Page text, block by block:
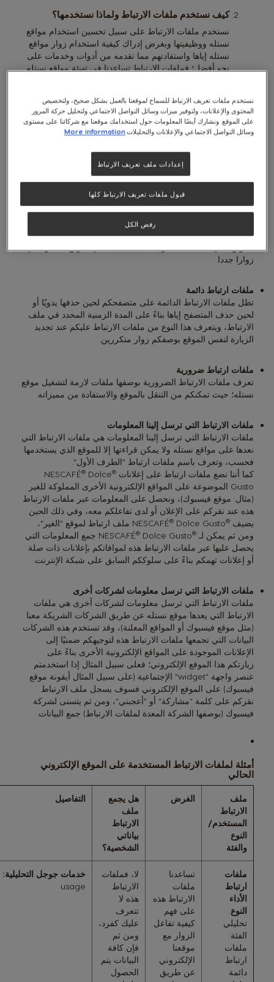
كيف نستخدم ملفات الارتباط ولماذا نستخدمها؟
نستخدم ملفات الارتباط على سبيل تحسين استخدام مواقع
نستله ووظيفيتها وبغرض إدراك كيفية استخدام زوار مواقع
نستله إياها واستفادتهم مما تقدمه من أدوات وخدمات على
نحو أفضل؛ فملفات الارتباط تساعدنا في تهيئة مواقع نستله
على رضاهم عن الخدمة، وفي التواصل معكم على نحو آخر
خلافًا لشبكة الإنترنت.
ملفات ارتباط جلسات العمل
تعد ملفات ارتباط جلسات العمل ملفات ارتباط مؤقتة حيث تحذف
لدى إغلاقكم لمتصفحكم، وعند إعادة تشغيل متصفحكم وزيارتكم
زوارا جددا.
ملفات ارتباط دائمة
تظل ملفات الارتباط الدائمة على متصفحكم لحين حذفها يدويًا أو
لحين حذف المتصفح إياها بناءً على المدة الزمنية المحدد في ملف
الارتباط، ويتعرف هذا النوع من ملفات الارتباط عليكم عند تجديد
الزيارة لنفس الموقع بوصفكم زوار متكررين.
ملفات ارتباط ضرورية
تعرف ملفات الارتباط الضرورية بوصفها ملفات لازمة لتشغيل موقع
نستله؛ حيث تمكنكم من التنقل بالموقع والاستفادة من مميزاته.
ملفات الارتباط التي ترسل إلينا المعلومات
ملفات الارتباط التي ترسل إلينا المعلومات هي ملفات الارتباط التي
نعدها على مواقع نستله ولا يمكن قراءتها إلا للموقع الذي يستخدمها
فحسب، وتعرف باسم ملفات ارتباط "الطرف الأول".
كما أننا نضع ملفات ارتباط على إعلانات ®
NESCAFÉ® Dolce
Gusto الموضوعة على المواقع الإلكترونية الأخرى المملوكة للغير
(مثال: موقع فيسبوك)، ونحصل على المعلومات عبر ملفات الارتباط
هذه عند نقركم على الإعلان أو لدى تفاعلكم معه، وفي ذلك الحين
يضيف ®
NESCAFÉ®
Dolce Gusto ملف ارتباط لموقع "الغير"،
ومن ثم يمكن لـ ®
NESCAFÉ®
Dolce Gusto جمع المعلومات التي
يحصل عليها عبر ملفات الارتباط هذه لموافاتكم بإعلانات ذات صلة
أو إعلانات تهمكم بناءً على سلوككم السابق على شبكة الإنترنت.
ملفات الارتباط التي ترسل معلومات لشركات أخرى
ملفات الارتباط التي ترسل معلومات لشركات أخرى هي ملفات
الارتباط التي يعدها موقع نستله عن طريق الشركات الشريكة معنا
(مثل موقع فيسبوك أو المواقع المعلنة)، وقد تستخدم هذه الشركات
البيانات التي تجمعها ملفات الارتباط هذه لتوجيهكم ضمنيًا إلى
الإعلانات الموجودة على المواقع الإلكترونية الأخرى بناءً على
زيارتكم هذا الموقع الإلكتروني؛ فعلى سبيل المثال إذا استخدمتم
عنصر واجهة "widget" الإجتماعية (على سبيل المثال أيقونة موقع
فيسبوك) على الموقع الإلكتروني فسوف يسجل ملف الارتباط
نقركم على كلمة "مشاركة" أو "أعجبني"، ومن ثم يتسنى لشركة
فيسبوك (بوصفها الشركة المعدة لملفات الارتباط) جمع البيانات.
أمثلة لملفات الارتباط المستخدمة على الموقع الإلكتروني
الحالي
ملف
الارتباط
المستخدم/
النوع
والفئة
الغرض
هل يجمع
ملف
الارتباط
بياناتي
الشخصية؟
التفاصيل
ملفات
ارتباط
الأداء
النوع:
تحليلي
الفئة:
ملفات
ارتباط
دائمة
تساعدنا
ملفات
الارتباط هذه
على فهم
كيفية تفاعل
الزوار مع
موقعنا
الإلكتروني
عن طريق
لا، فملفات
الارتباط
هذه لا
تتعرف
عليك كفرد،
ومن ثم
فإن كافة
البيانات يتم
الحصول
خدمات جوجل التحليلية:
usage
نستخدم ملفات تعريف الارتباط للسماح لموقعنا بالعمل بشكل صحيح، ولتخصيص
المحتوى والإعلانات، ولتوفير ميزات وسائل التواصل الاجتماعي ولتحليل حركة المرور
على الموقع. ونشارك أيضًا المعلومات حول استخدامك موقعنا مع شركائنا على مستوى
وسائل التواصل الاجتماعي والإعلانات والتحليلات.More information
إعدادات ملف تعريف الارتباط
رفض الكل
قبول ملفات تعريف الارتباط كلها